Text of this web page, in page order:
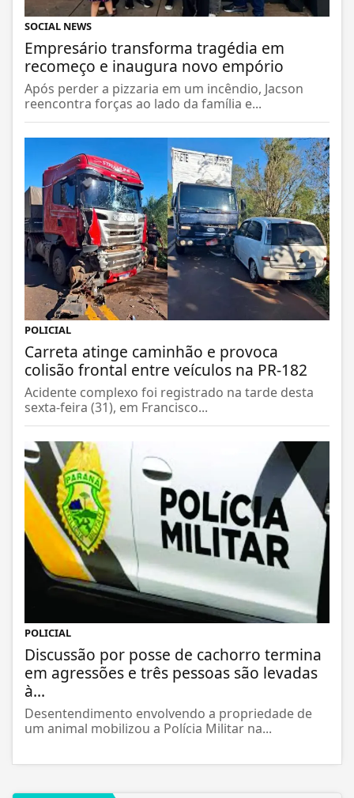
SOCIAL NEWS
Empresário transforma tragédia em
recomeço e inaugura novo empório
Após perder a pizzaria em um incêndio, Jacson
reencontra forças ao lado da família e...
POLICIAL
Carreta atinge caminhão e provoca
colisão frontal entre veículos na PR-182
Acidente complexo foi registrado na tarde desta
sexta-feira (31), em Francisco...
POLICIAL
Discussão por posse de cachorro termina
em agressões e três pessoas são levadas
à...
Desentendimento envolvendo a propriedade de
um animal mobilizou a Polícia Militar na...